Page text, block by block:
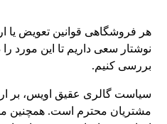
هر فروشگاهی قوانین تعویض یا
نوشتار سعی داریم تا این مورد
بررسی کنیم.
سیاست گالری عقیق اویس، بر
مشتریان محترم است. همچنین